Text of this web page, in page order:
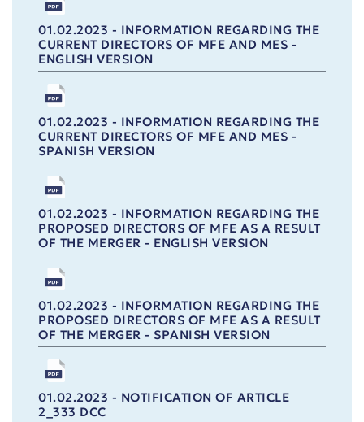
01.02.2023 - INFORMATION REGARDING THE
CURRENT DIRECTORS OF MFE AND MES -
ENGLISH VERSION
01.02.2023 - INFORMATION REGARDING THE
CURRENT DIRECTORS OF MFE AND MES -
SPANISH VERSION
01.02.2023 - INFORMATION REGARDING THE
PROPOSED DIRECTORS OF MFE AS A RESULT
OF THE MERGER - ENGLISH VERSION
01.02.2023 - INFORMATION REGARDING THE
PROPOSED DIRECTORS OF MFE AS A RESULT
OF THE MERGER - SPANISH VERSION
01.02.2023 - NOTIFICATION OF ARTICLE
2_333 DCC